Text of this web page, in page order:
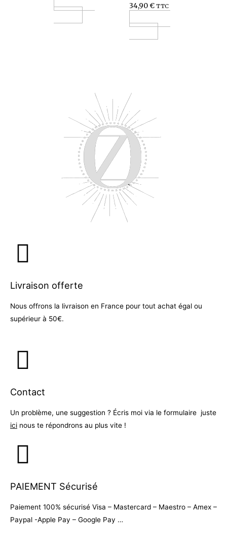
34,90€ TTC
Livraison offerte
Nous offrons la livraison en France pour tout achat égal ou
supérieur à 50€.
Contact
Un problème, une suggestion ? Écris moi via le formulaire juste
ici nous te répondrons au plus vite !
PAIEMENT Sécurisé
Paiement 100% sécurisé Visa – Mastercard – Maestro – Amex –
Paypal -Apple Pay – Google Pay …